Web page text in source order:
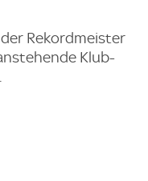
Rekordmeister
Klub-